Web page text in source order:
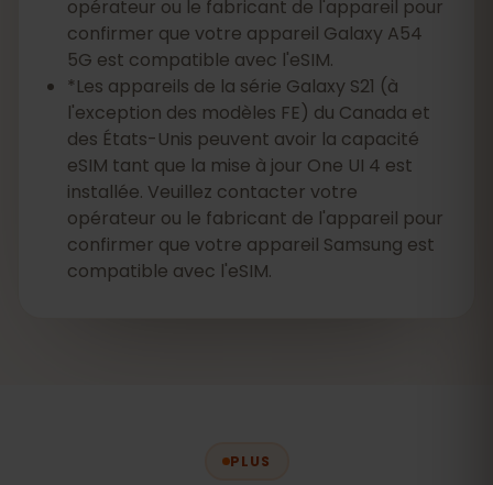
opérateur ou le fabricant de l'appareil pour
confirmer que votre appareil Galaxy A54
5G est compatible avec l'eSIM.
*Les appareils de la série Galaxy S21 (à
l'exception des modèles FE) du Canada et
des États-Unis peuvent avoir la capacité
eSIM tant que la mise à jour One UI 4 est
installée. Veuillez contacter votre
opérateur ou le fabricant de l'appareil pour
confirmer que votre appareil Samsung est
compatible avec l'eSIM.
PLUS